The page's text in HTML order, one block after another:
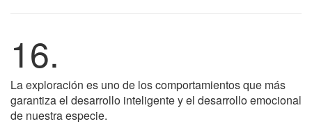
16.
La exploración es uno de los comportamientos que más
garantiza el desarrollo inteligente y el desarrollo emocional
de nuestra especie.